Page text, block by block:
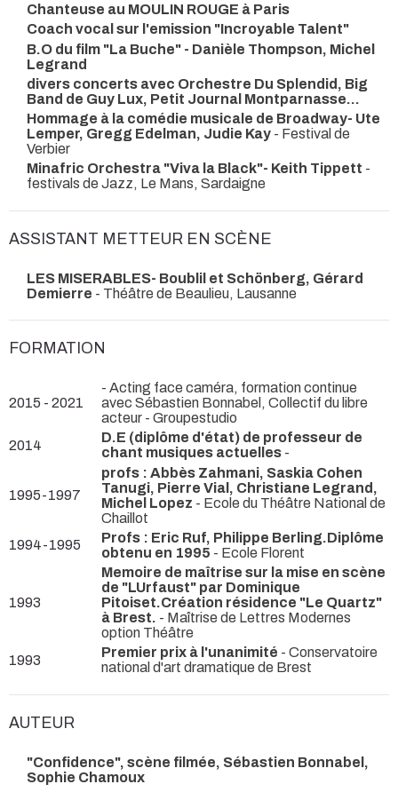
Chanteuse au MOULIN ROUGE à Paris
Coach vocal sur l'emission "Incroyable Talent"
B.O du film "La Buche" - Danièle Thompson, Michel
Legrand
divers concerts avec Orchestre Du Splendid, Big
Band de Guy Lux, Petit Journal Montparnasse...
Hommage à la comédie musicale de Broadway- Ute
Lemper, Gregg Edelman, Judie Kay - Festival de
Verbier
Minafric Orchestra "Viva la Black"- Keith Tippett -
festivals de Jazz, Le Mans, Sardaigne
ASSISTANT METTEUR EN SCÈNE
LES MISERABLES- Boublil et Schönberg, Gérard
Demierre - Théâtre de Beaulieu, Lausanne
FORMATION
2015 - 2021
- Acting face caméra, formation continue
avec Sébastien Bonnabel, Collectif du libre
acteur - Groupestudio
2014
D.E (diplôme d'état) de professeur de
chant musiques actuelles -
1995-1997
profs : Abbès Zahmani, Saskia Cohen
Tanugi, Pierre Vial, Christiane Legrand,
Michel Lopez - Ecole du Théâtre National de
Chaillot
1994-1995
Profs : Eric Ruf, Philippe Berling.Diplôme
obtenu en 1995 - Ecole Florent
1993
Memoire de maîtrise sur la mise en scène
de "LUrfaust" par Dominique
Pitoiset.Création résidence "Le Quartz"
à Brest. - Maîtrise de Lettres Modernes
option Théâtre
1993
Premier prix à l'unanimité - Conservatoire
national d'art dramatique de Brest
AUTEUR
"Confidence", scène filmée, Sébastien Bonnabel,
Sophie Chamoux